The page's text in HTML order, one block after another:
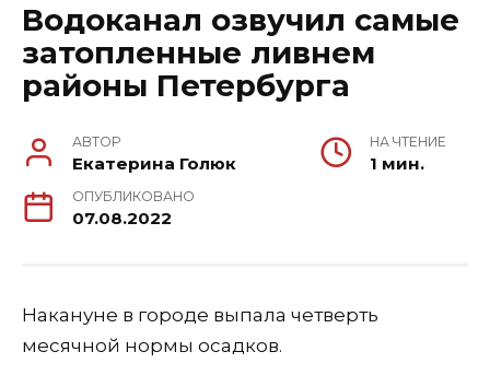
Водоканал озвучил самые
затопленные ливнем
районы Петербурга
АВТОР
Екатерина Голюк
НА ЧТЕНИЕ
1 мин.
ОПУБЛИКОВАНО
07.08.2022
Накануне в городе выпала четверть
месячной нормы осадков.